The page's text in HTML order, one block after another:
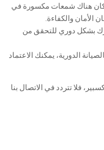
هناك شمعات مكسورة في
الأمان والكفاءة.
بشكل دوري للتحققمن
الدورية، يمكنك الاعتماد
فلا تتردد في الاتصال بنا